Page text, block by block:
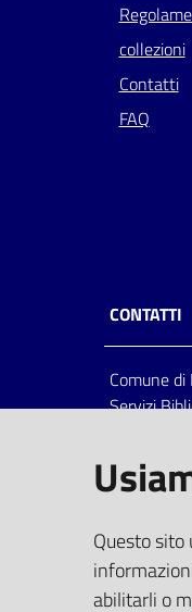
collezioni
Contatti
FAQ
CONTATTI
Comune di
Servizi
Italia
PEC
Questo
abilitarli o